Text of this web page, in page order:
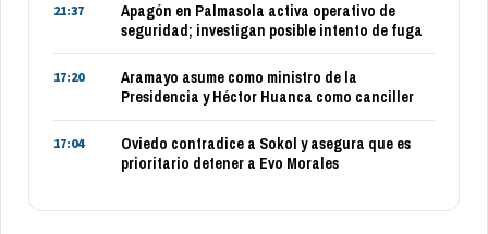
21:37
Apagón en Palmasola activa operativo de
seguridad; investigan posible intento de fuga
17:20
Aramayo asume como ministro de la
Presidencia y Héctor Huanca como canciller
17:04
Oviedo contradice a Sokol y asegura que es
prioritario detener a Evo Morales